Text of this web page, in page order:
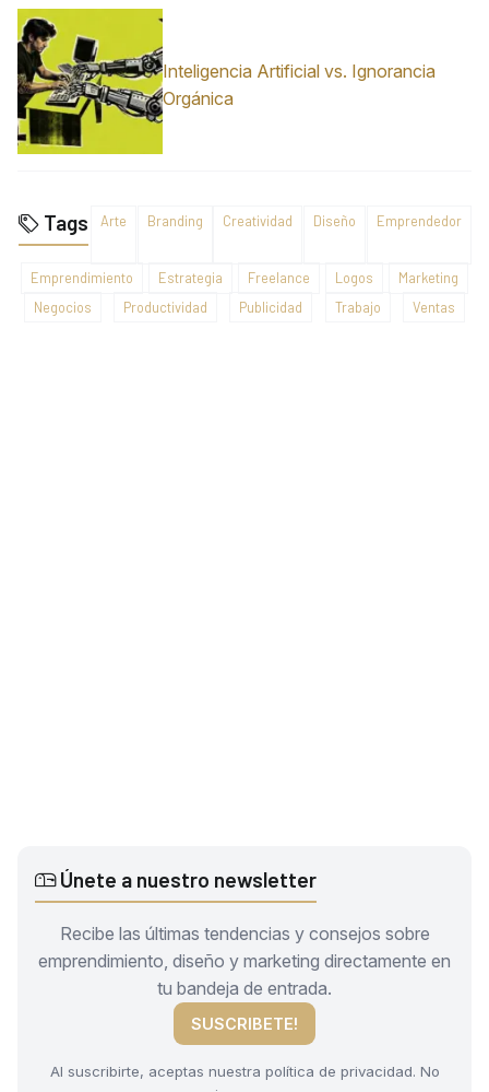
Inteligencia Artificial vs. Ignorancia
Orgánica
Tags Arte Branding Creatividad Diseño Emprendedor
Emprendimiento Estrategia Freelance Logos
Marketing
Negocios
Productividad Publicidad Trabajo Ventas
Únete a nuestro newsletter
Recibe las últimas tendencias y consejos sobre
emprendimiento, diseño y marketing directamente en
tu bandeja de entrada.
SUSCRIBETE!
Al suscribirte, aceptas nuestra política de privacidad. No